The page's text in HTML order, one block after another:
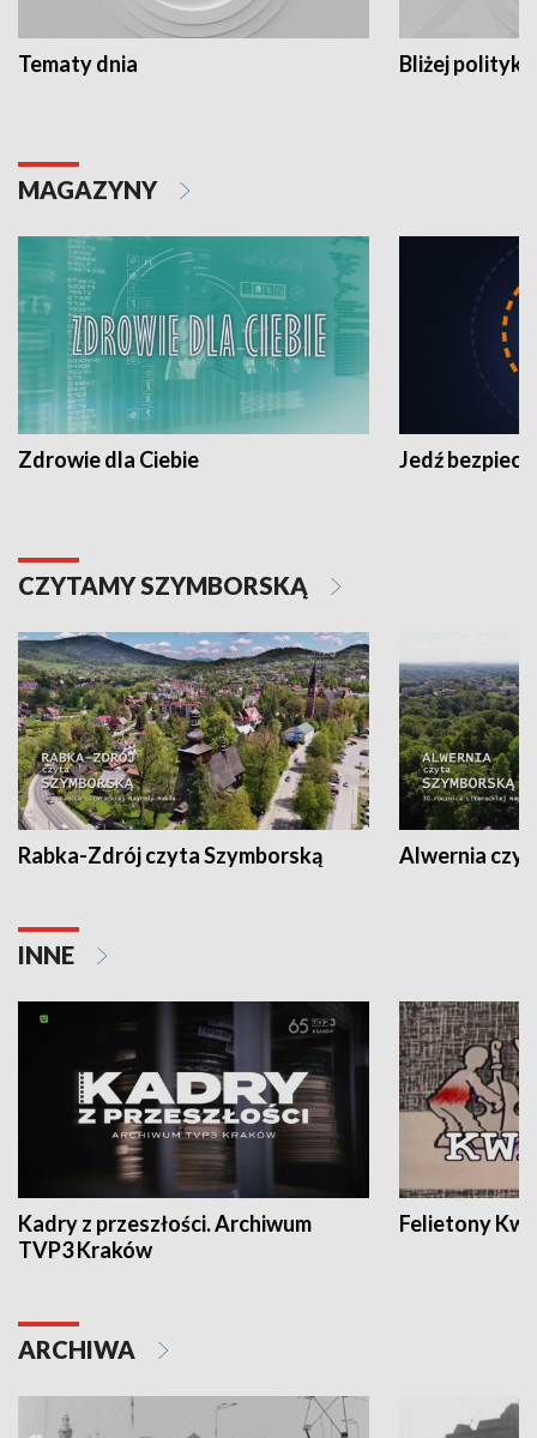
Tematy dnia Bliżej polityki
MAGAZYNY
Zdrowie dla Ciebie Jedź
CZYTAMY SZYMBORSKĄ
Rabka-Zdrój czyta Szymborską Alwernia
INNE
Kadry z przeszłości. Archiwum
TVP3 Kraków
Felietony
ARCHIWA